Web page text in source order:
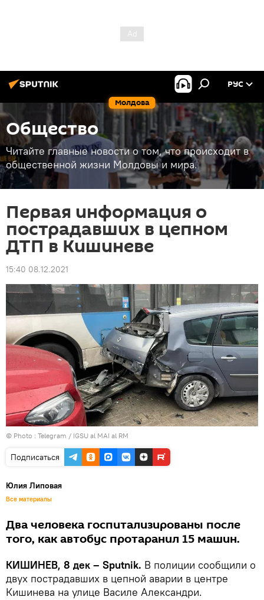
Молдова
РУС
Общество
Читайте главные новости о том, что происходит в
общественной жизни Молдовы и мира.
Первая информация о
пострадавших в цепном
ДТП в Кишиневе
15:40 08.12.2021
© Photo : Telegram / IGSU al MAI al RM
Подписаться
Юлия Липовая
Все материалы
Два человека госпитализированы после
того, как автобус протаранил 15 машин.
КИШИНЕВ, 8 дек – Sputnik. В полиции сообщили о
двух пострадавших в цепной аварии в центре
Кишинева на улице Василе Александри.